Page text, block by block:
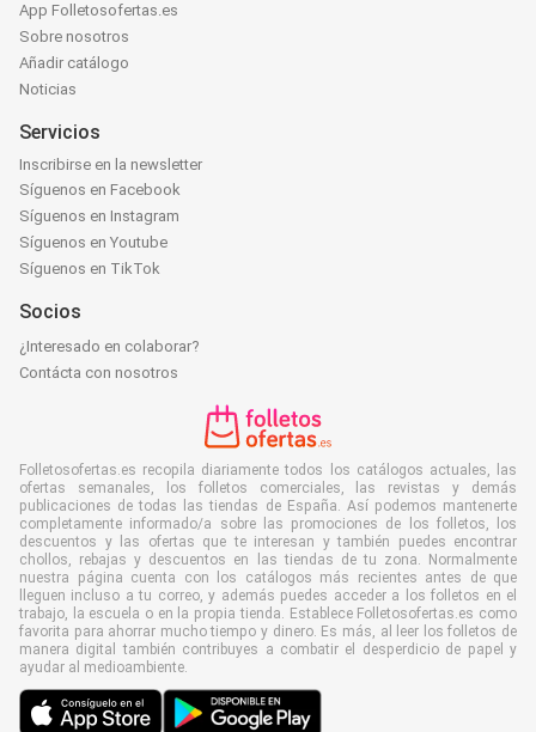
App Folletosofertas.es
Sobre nosotros
Añadir catálogo
Noticias
Servicios
Inscribirse en la newsletter
Síguenos en Facebook
Síguenos en Instagram
Síguenos en Youtube
Síguenos en TikTok
Socios
¿Interesado en colaborar?
Contácta con nosotros
Folletosofertas.es recopila diariamente todos los catálogos actuales, las
ofertas semanales, los folletos comerciales, las revistas y demás
publicaciones de todas las tiendas de España. Así podemos mantenerte
completamente informado/a sobre las promociones de los folletos, los
descuentos y las ofertas que te interesan y también puedes encontrar
chollos, rebajas y descuentos en las tiendas de tu zona. Normalmente
nuestra página cuenta con los catálogos más recientes antes de que
lleguen incluso a tu correo, y además puedes acceder a los folletos en el
trabajo, la escuela o en la propia tienda. Establece Folletosofertas.es como
favorita para ahorrar mucho tiempo y dinero. Es más, al leer los folletos de
manera digital también contribuyes a combatir el desperdicio de papel y
ayudar al medioambiente.